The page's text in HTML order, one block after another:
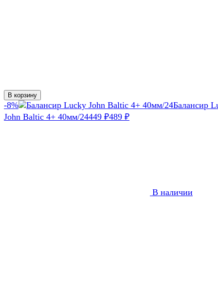
В корзину
-8%
Балансир
John Baltic 4+ 40мм/24449 ₽489 ₽
В наличии